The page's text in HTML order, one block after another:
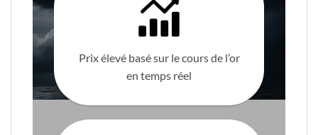
Prix élevé basé sur le cours de l’or
en temps réel